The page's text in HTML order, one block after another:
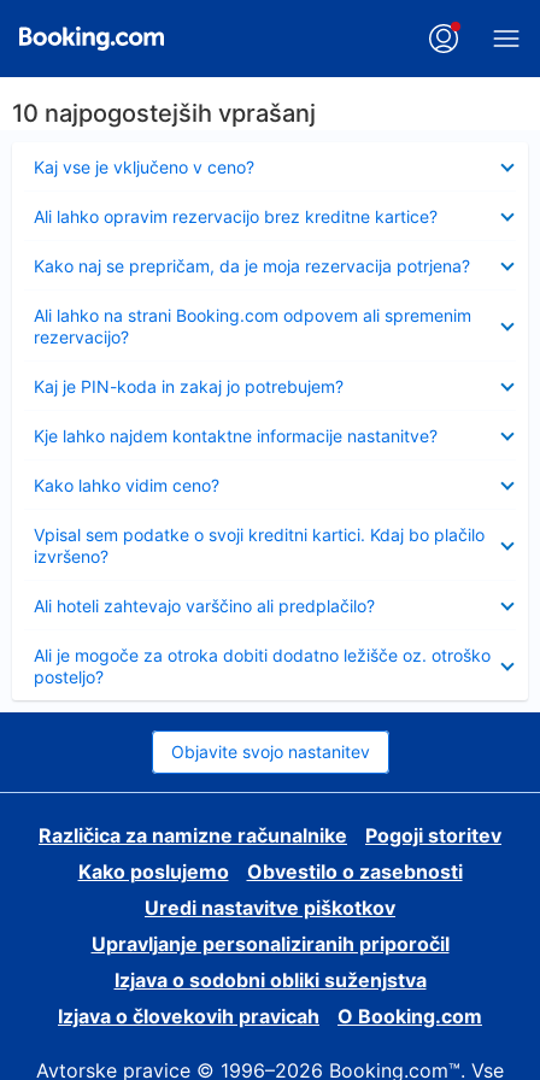
10 najpogostejših vprašanj
Kaj vse je vključeno v ceno?
Ali lahko opravim rezervacijo brez kreditne kartice?
Kako naj se prepričam, da je moja rezervacija potrjena?
Ali lahko na strani Booking.com odpovem ali spremenim
rezervacijo?
Kaj je PIN-koda in zakaj jo potrebujem?
Kje lahko najdem kontaktne informacije nastanitve?
Kako lahko vidim ceno?
Vpisal sem podatke o svoji kreditni kartici. Kdaj bo plačilo
izvršeno?
Ali hoteli zahtevajo varščino ali predplačilo?
Ali je mogoče za otroka dobiti dodatno ležišče oz. otroško
posteljo?
Objavite svojo nastanitev
Različica za namizne računalnike
Pogoji storitev
Kako poslujemo
Obvestilo o zasebnosti
Uredi nastavitve piškotkov
Upravljanje personaliziranih priporočil
Izjava o sodobni obliki suženjstva
Izjava o človekovih pravicah
O Booking.com
Avtorske pravice © 1996–2026 Booking.com™. Vse